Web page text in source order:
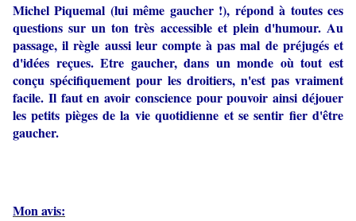
Michel Piquemal (lui même gaucher !), répond à toutes ces
questions sur un ton très accessible et plein d'humour. Au
passage, il règle aussi leur compte à pas mal de préjugés et
d'idées reçues. Etre gaucher, dans un monde où tout est
conçu spécifiquement pour les droitiers, n'est pas vraiment
facile. Il faut en avoir conscience pour pouvoir ainsi déjouer
les petits pièges de la vie quotidienne et se sentir fier d'être
gaucher.
Mon avis: